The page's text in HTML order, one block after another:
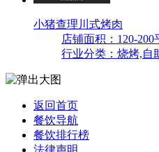
小猪查理川式烤肉
店铺面积：120-200
行业分类：烧烤,自
返回首页
餐饮导航
餐饮排行榜
法律声明